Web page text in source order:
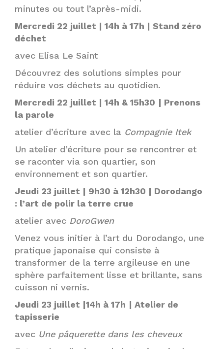
minutes ou tout l’après-midi.
Mercredi 22 juillet | 14h à 17h | Stand zéro
déchet
avec Elisa Le Saint
Découvrez des solutions simples pour
réduire vos déchets au quotidien.
Mercredi 22 juillet | 14h & 15h30 | Prenons
la parole
atelier d’écriture avec la Compagnie Itek
Un atelier d’écriture pour se rencontrer et
se raconter via son quartier, son
environnement et son quartier.
Jeudi 23 juillet | 9h30 à 12h30 | Dorodango
: l’art de polir la terre crue
atelier avec DoroGwen
Venez vous initier à l’art du Dorodango, une
pratique japonaise qui consiste à
transformer de la terre argileuse en une
sphère parfaitement lisse et brillante, sans
cuisson ni vernis.
Jeudi 23 juillet |14h à 17h | Atelier de
tapisserie
avec Une pâquerette dans les cheveux